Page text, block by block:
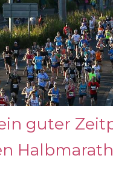
guter